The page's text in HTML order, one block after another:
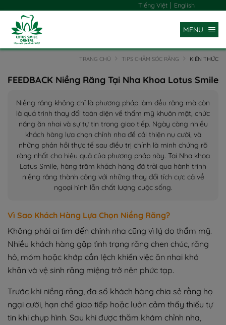
Tiếng Việt | English
MENU
TRANG CHỦ TIPS CHĂM SÓC RĂNG KIẾN THỨC
FEEDBACK Niềng Răng Tại Nha Khoa Lotus Smile
Niềng răng không chỉ là phương pháp làm đều răng mà còn
là quá trình thay đổi toàn diện về thẩm mỹ khuôn mặt, chức
năng ăn nhai và sự tự tin trong giao tiếp. Ngày càng nhiều
khách hàng lựa chọn chỉnh nha để cải thiện nụ cười, và
những phản hồi thực tế sau điều trị chính là minh chứng rõ
ràng nhất cho hiệu quả của phương pháp này. Tại Nha khoa
Lotus Smile, hàng trăm khách hàng đã trải qua hành trình
niềng răng thành công với những thay đổi tích cực cả về
ngoại hình lẫn chất lượng cuộc sống.
Vì Sao Khách Hàng Lựa Chọn Niềng Răng?
Không phải ai tìm đến chỉnh nha cũng vì lý do thẩm mỹ.
Nhiều khách hàng gặp tình trạng răng chen chúc, răng
hô, móm hoặc khớp cắn lệch khiến việc ăn nhai khó
khăn và vệ sinh răng miệng trở nên phức tạp.
Trước khi niềng răng, đa số khách hàng chia sẻ rằng họ
ngại cười, hạn chế giao tiếp hoặc luôn cảm thấy thiếu tự
tin khi chụp hình. Sau khi được thăm khám chỉnh nha,